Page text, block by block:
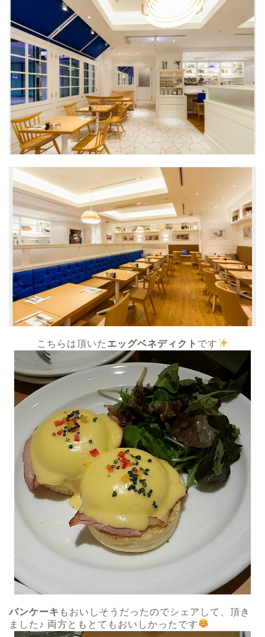
こちらは頂いた エッグベネディクト です
パンケーキ もおいしそうだったのでシェアして、頂き
ました♪ 両方ともとてもおいしかったです